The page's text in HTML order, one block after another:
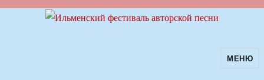
Ильменский фестиваль авторскойМЕНЮ